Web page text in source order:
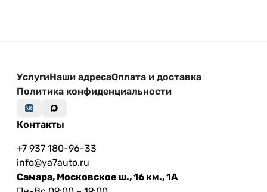
УслугиНаши адресаОплата и доставка
Политика конфиденциальности
Контакты
+7 937 180-96-33
info@ya7auto.ru
Самара, Московское ш., 16 км., 1А